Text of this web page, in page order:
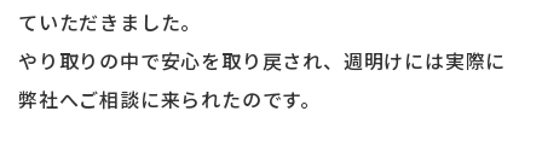
ていただきました。
やり取りの中で安心を取り戻され、週明けには実際に
弊社へご相談に来られたのです。